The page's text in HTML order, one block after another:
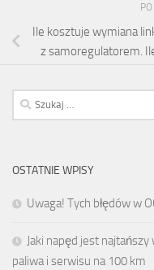
Ile kosztuje wymiana
z samoregulatorem.
Szukaj:
OSTATNIE WPISY
Uwaga! Tych błędów w
Jaki napęd jest
paliwa i serwisu na 100 km